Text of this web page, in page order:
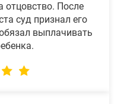
отцовство. После
суд признал его
выплачивать